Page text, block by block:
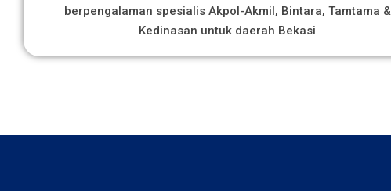
berpengalaman spesialis Akpol-Akmil, Bintara, Tamtama &
Kedinasan untuk daerah Bekasi